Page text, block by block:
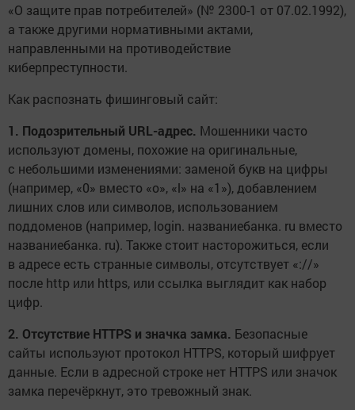
«О защите прав потребителей» (№ 2300-1 от 07.02.1992),
а также другими нормативными актами,
направленными на противодействие
киберпреступности.
Как распознать фишинговый сайт:
1. Подозрительный URL-адрес. Мошенники часто
используют домены, похожие на оригинальные,
с небольшими изменениями: заменой букв на цифры
(например, «0» вместо «o», «l» на «1»), добавлением
лишних слов или символов, использованием
поддоменов (например, login. названиебанка. ru вместо
названиебанка. ru). Также стоит насторожиться, если
в адресе есть странные символы, отсутствует «://»
после http или https, или ссылка выглядит как набор
цифр.
2. Отсутствие HTTPS и значка замка. Безопасные
сайты используют протокол HTTPS, который шифрует
данные. Если в адресной строке нет HTTPS или значок
замка перечёркнут, это тревожный знак.